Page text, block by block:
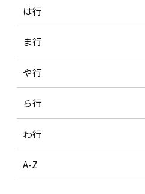
は行
ま行
や行
ら行
わ行
A-Z